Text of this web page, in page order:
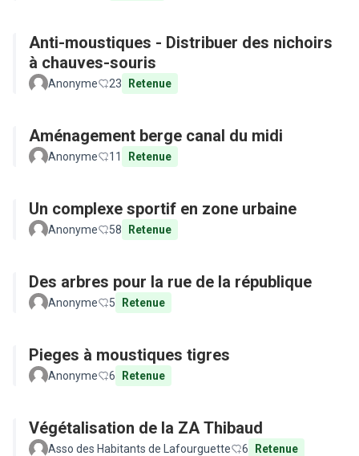
Anti-moustiques - Distribuer des nichoirs
à chauves-souris
Anonyme 23 Retenue
Aménagement berge canal du midi
Anonyme 11 Retenue
Un complexe sportif en zone urbaine
Anonyme 58 Retenue
Des arbres pour la rue de la république
Anonyme 5 Retenue
Pieges à moustiques tigres
Anonyme 6 Retenue
Végétalisation de la ZA Thibaud
Asso des Habitants de Lafourguette 6 Retenue